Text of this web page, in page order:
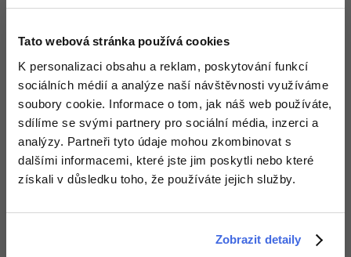
Tato webová stránka používá cookies
K personalizaci obsahu a reklam, poskytování funkcí
sociálních médií a analýze naší návštěvnosti využíváme
soubory cookie. Informace o tom, jak náš web používáte,
sdílíme se svými partnery pro sociální média, inzerci a
analýzy. Partneři tyto údaje mohou zkombinovat s
dalšími informacemi, které jste jim poskytli nebo které
získali v důsledku toho, že používáte jejich služby.
Zobrazit detaily
Odpovídá na
Fuuuu tak to si neviem predstaviť viac farebné XD
Nahoru Odpovědět
Odpovídá na Raiper34
: 21.11.2011 18:43
Udělal jsem ti návrh, jenom tak narychlo
Omlouvám se, že jsem to udělal takhle, ale nějak tak by si to
veselé, kontrastní, udělej si to jak chceš
<B> Je to jenom návrh, můžeš si to udělat třeba ve stylu čarný,